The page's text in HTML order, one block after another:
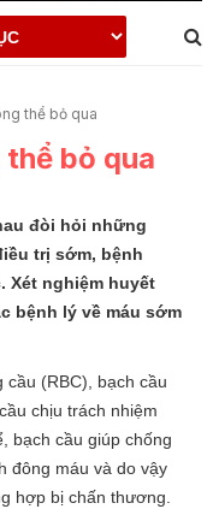
thể bỏ qua
bỏ qua
đòi hỏi những
trị sớm, bệnh
Xét nghiệm huyết
bệnh lý về máu sớm
(RBC), bạch cầu
chịu trách nhiệm
bạch cầu giúp chống
đông máu và do vậy
hợp bị chấn thương.